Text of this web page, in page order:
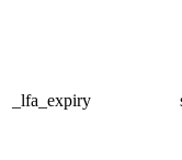
_lfa_expiry